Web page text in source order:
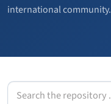
international community.